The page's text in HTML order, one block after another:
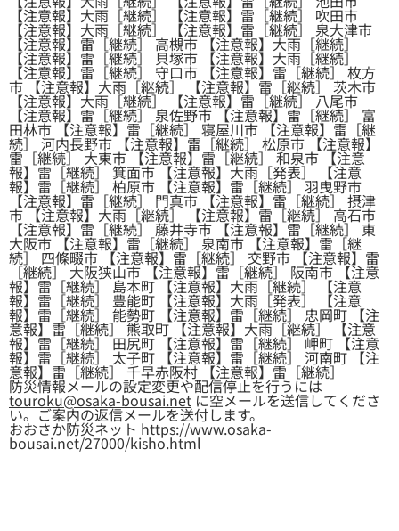
【注意報】大雨［継続］ 【注意報】雷［継続］ 吹田市
【注意報】大雨［継続］ 【注意報】雷［継続］ 泉大津市
【注意報】雷［継続］ 高槻市 【注意報】大雨［継続］
【注意報】雷［継続］ 貝塚市 【注意報】大雨［継続］
【注意報】雷［継続］ 守口市 【注意報】雷［継続］ 枚方
市 【注意報】大雨［継続］ 【注意報】雷［継続］ 茨木市
【注意報】大雨［継続］ 【注意報】雷［継続］ 八尾市
【注意報】雷［継続］ 泉佐野市 【注意報】雷［継続］ 富
田林市 【注意報】雷［継続］ 寝屋川市 【注意報】雷［継
続］ 河内長野市 【注意報】雷［継続］ 松原市 【注意報】
雷［継続］ 大東市 【注意報】雷［継続］ 和泉市 【注意
報】雷［継続］ 箕面市 【注意報】大雨［発表］ 【注意
報】雷［継続］ 柏原市 【注意報】雷［継続］ 羽曳野市
【注意報】雷［継続］ 門真市 【注意報】雷［継続］ 摂津
市 【注意報】大雨［継続］ 【注意報】雷［継続］ 高石市
【注意報】雷［継続］ 藤井寺市 【注意報】雷［継続］ 東
大阪市 【注意報】雷［継続］ 泉南市 【注意報】雷［継
続］ 四條畷市 【注意報】雷［継続］ 交野市 【注意報】雷
［継続］ 大阪狭山市 【注意報】雷［継続］ 阪南市 【注意
報】雷［継続］ 島本町 【注意報】大雨［継続］ 【注意
報】雷［継続］ 豊能町 【注意報】大雨［発表］ 【注意
報】雷［継続］ 能勢町 【注意報】雷［継続］ 忠岡町 【注
意報】雷［継続］ 熊取町 【注意報】大雨［継続］ 【注意
報】雷［継続］ 田尻町 【注意報】雷［継続］ 岬町 【注意
報】雷［継続］ 太子町 【注意報】雷［継続］ 河南町 【注
意報】雷［継続］ 千早赤阪村 【注意報】雷［継続］
防災情報メールの設定変更や配信停止を行うには
touroku@osaka-bousai.netに空メールを送信してくださ
い。ご案内の返信メールを送付します。
おおさか防災ネット https://www.osaka-
bousai.net/27000/kisho.html